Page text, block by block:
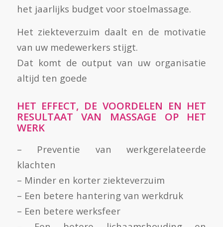
het jaarlijks budget voor stoelmassage.
Het ziekteverzuim daalt en de motivatie
van uw medewerkers stijgt.
Dat komt de output van uw organisatie
altijd ten goede
HET EFFECT, DE VOORDELEN EN HET
RESULTAAT VAN MASSAGE OP HET
WERK
– Preventie van werkgerelateerde
klachten
– Minder en korter ziekteverzuim
– Een betere hantering van werkdruk
– Een betere werksfeer